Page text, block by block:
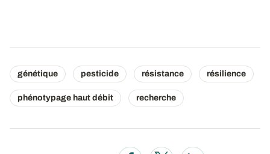
génétique pesticide résistance résilience
phénotypage haut débit recherche